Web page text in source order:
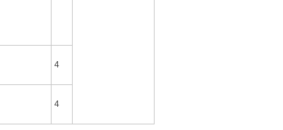
4
4